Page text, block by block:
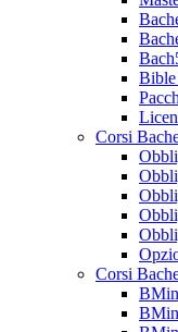
Bible
Corsi
Corsi